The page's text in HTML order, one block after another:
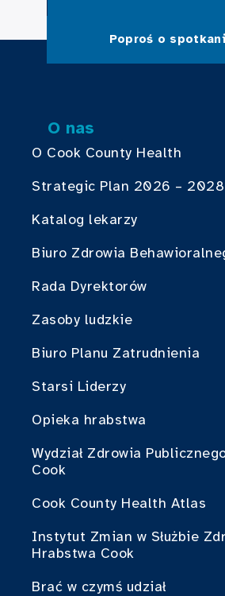
Poproś o
O nas
O Cook County Health
Strategic Plan 2026 – 2028
Katalog lekarzy
Biuro Zdrowia
Rada Dyrektorów
Zasoby ludzkie
Biuro Planu Zatrudnienia
Starsi Liderzy
Opieka hrabstwa
Wydział Zdrowia
Cook
Cook County Health Atlas
Instytut Zmian w Służbie
Hrabstwa Cook
Brać w czymś udział